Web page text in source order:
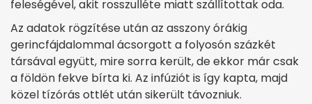
feleségével, akit rosszulléte miatt szállítottak oda.
Az adatok rögzítése után az asszony órákig
gerincfájdalommal ácsorgott a folyosón százkét
társával együtt, mire sorra került, de ekkor már csak
a földön fekve bírta ki. Az infúziót is így kapta, majd
közel tízórás ottlét után sikerült távozniuk.